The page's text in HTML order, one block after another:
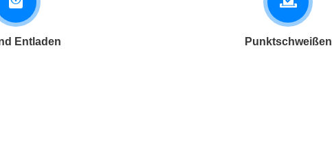
Entladen Punktschweißen